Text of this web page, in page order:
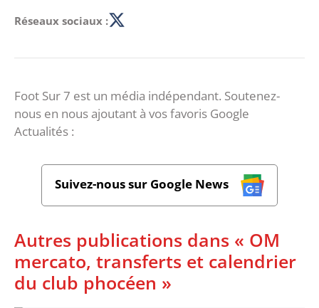
Réseaux sociaux :
Foot Sur 7 est un média indépendant. Soutenez-
nous en nous ajoutant à vos favoris Google
Actualités :
Suivez-nous sur Google News
Autres publications dans « OM
mercato, transferts et calendrier
du club phocéen »